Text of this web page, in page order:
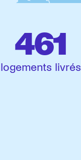
461
logements livrés